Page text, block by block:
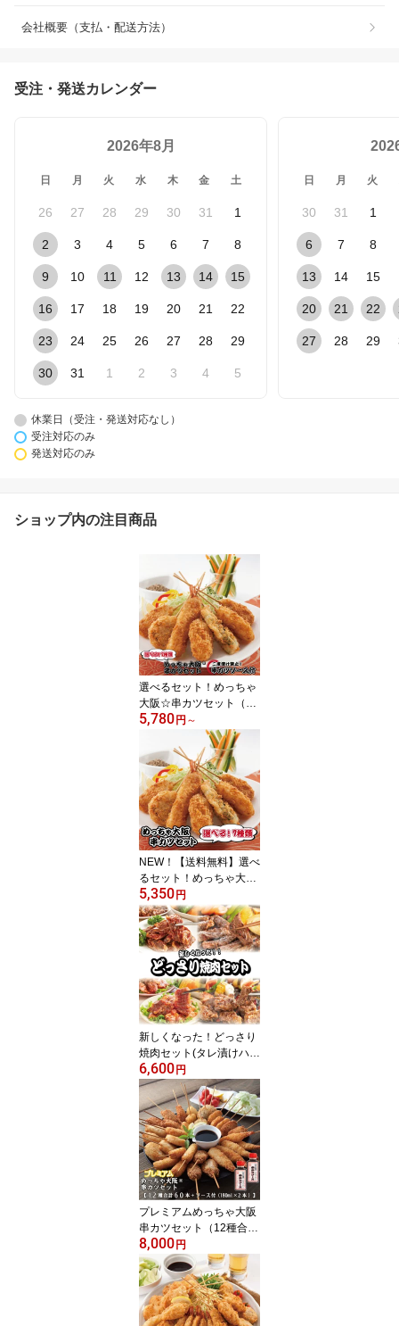
会社概要（支払・配送方法）
受注・発送カレンダー
2026年8月
日 月 火 水 木 金 土
26 27 28 29 30 31 1
2 3 4 5 6 7 8
9 10 11 12 13 14 15
16 17 18 19 20 21 22
23 24 25 26 27 28 29
30 31 1 2 3 4 5
日 月 火
30 31 1
6 7 8
13 14 15
20 21 22
27 28 29
休業日（受注・発送対応なし）
受注対応のみ
発送対応のみ
ショップ内の注目商品
選べるセット！めっちゃ
大阪☆串カツセット（7
種合計35本+ソース付
き）(串揚げ)【送料無
料】串カツ 串カツセット
冷凍 パーティー 宅飲み
贈答 ギフト プレゼント
お歳暮 お中元
5,780円 ～
NEW！【送料無料】選べ
るセット！めっちゃ大阪
☆串カツセットchoice35
（7種合計35本）(串揚
げ)【あす楽】【RCP】
串カツ 串揚げ 串カツセ
ット 串かつ 冷凍 パーテ
ィー 宅飲み 贈答 ギフト
プレゼント お歳暮 お中
元
5,350円
新しくなった！どっさり
焼肉セット(タレ漬けハラ
ミ・中落ちカルビタレ漬
け 合計1.8kg) ⇒【送料無
料】ギフト プレゼントに
もどうぞ お中元 お歳暮
6,600円
プレミアムめっちゃ大阪
串カツセット（12種合計
60本+ソース180ml×2
本）⇒【送料無料】串カ
ツ 串揚げ 串カツセット
串かつ 冷凍 パーティー
宅飲み 贈答 ギフト プレ
8,000円